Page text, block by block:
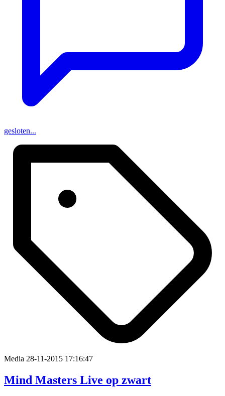
gesloten...
Media 28-11-2015 17:16:47
Mind Masters Live op zwart